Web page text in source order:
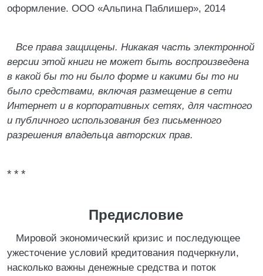
оформление. ООО «Альпина Паблишер», 2014
Все права защищены. Никакая часть электронной
версии этой книги не может быть воспроизведена
в какой бы то ни было форме и какими бы то ни
было средствами, включая размещение в сети
Интернет и в корпоративных сетях, для частного
и публичного использования без письменного
разрешения владельца авторских прав.
* * *
Предисловие
Мировой экономический кризис и последующее
ужесточение условий кредитования подчеркнули,
насколько важны денежные средства и поток